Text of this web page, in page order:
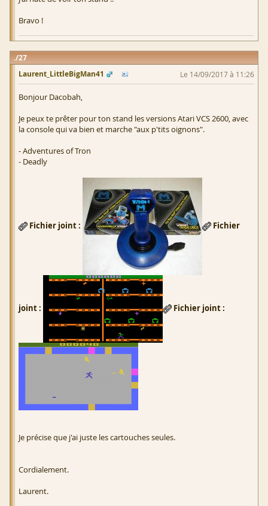
Bravo !
27
Laurent_LittleBigMan41
Le 14/09/2017 à 11:26
Bonjour Dacobah,
Je peux te prêter pour ton stand les versions Atari VCS 2600, avec
la console qui va bien et marche "aux p'tits oignons".
- Adventures of Tron
- Deadly
Fichier joint : Fichier
joint : Fichier joint :
Je précise que j'ai juste les cartouches seules.
Cordialement.
Laurent.